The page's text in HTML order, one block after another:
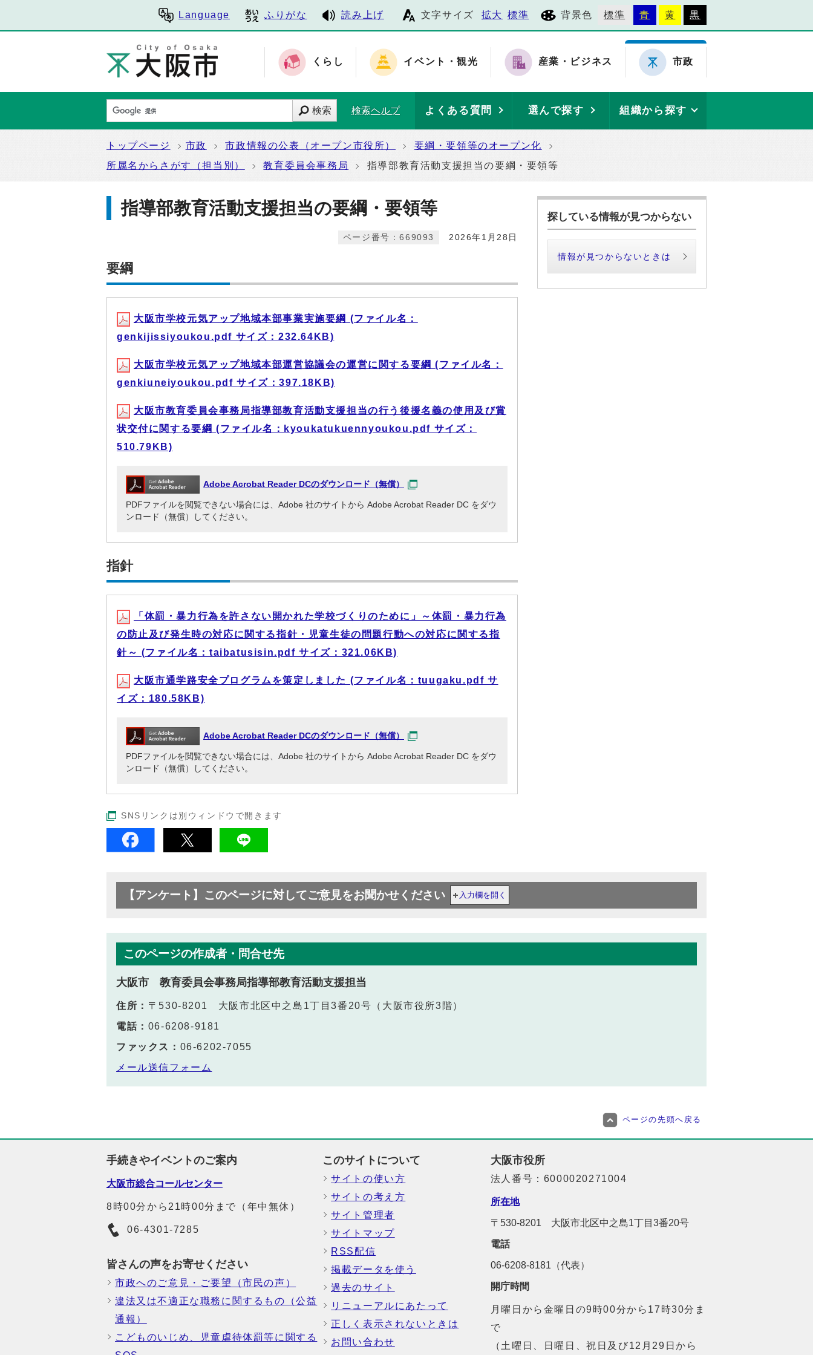
Language ふりがな 読み上げ 文字サイズ 拡大 標準 背景色 標準 青 黄 黒
くらし イベント・観光 産業・ビジネス 市政
検索 検索ヘルプ よくある質問 選んで探す 組織から探す
トップページ 市政 市政情報の公表（オープン市役所）
要綱・要領等のオープン化
所属名からさがす（担当別）
教育委員会事務局 指導部教育活動支援担当の要綱・要領等
指導部教育活動支援担当の要綱・要領等
2026年1月28日
ページ番号：669093
要綱
大阪市学校元気アップ地域本部事業実施要綱 (ファイル名：
genkijissiyoukou.pdf サイズ：232.64KB)
大阪市学校元気アップ地域本部運営協議会の運営に関する要綱 (ファイル名：
genkiuneiyoukou.pdf サイズ：397.18KB)
大阪市教育委員会事務局指導部教育活動支援担当の行う後援名義の使用及び賞
状交付に関する要綱 (ファイル名：kyoukatukuennyoukou.pdf サイズ：
510.79KB)
Adobe Acrobat Reader DCのダウンロード（無償）
PDFファイルを閲覧できない場合には、Adobe 社のサイトから Adobe Acrobat Reader DC をダウ
ンロード（無償）してください。
指針
「体罰・暴力行為を許さない開かれた学校づくりのために」～体罰・暴力行為
の防止及び発生時の対応に関する指針・児童生徒の問題行動への対応に関する指
針～ (ファイル名：taibatusisin.pdf サイズ：321.06KB)
大阪市通学路安全プログラムを策定しました (ファイル名：tuugaku.pdf サ
イズ：180.58KB)
Adobe Acrobat Reader DCのダウンロード（無償）
PDFファイルを閲覧できない場合には、Adobe 社のサイトから Adobe Acrobat Reader DC をダウ
ンロード（無償）してください。
SNSリンクは別ウィンドウで開きます
探している情報が見つからない
情報が見つからないときは
【アンケート】このページに対してご意見をお聞かせください 入力欄を開く
このページの作成者・問合せ先
大阪市 教育委員会事務局指導部教育活動支援担当
住所： 〒530-8201 大阪市北区中之島1丁目3番20号（大阪市役所3階）
電話： 06-6208-9181
ファックス： 06-6202-7055
メール送信フォーム
ページの先頭へ戻る
手続きやイベントのご案内
大阪市総合コールセンター
8時00分から21時00分まで（年中無休）
06-4301-7285
皆さんの声をお寄せください
市政へのご意見・ご要望（市民の声）
違法又は不適正な職務に関するもの（公益
通報）
こどものいじめ、児童虐待体罰等に関する
このサイトについて
サイトの使い方
サイトの考え方
サイト管理者
サイトマップ
RSS配信
掲載データを使う
過去のサイト
リニューアルにあたって
正しく表示されないときは
お問い合わせ
大阪市役所
法人番号：6000020271004
所在地
〒530-8201 大阪市北区中之島1丁目3番20号
電話
06-6208-8181（代表）
開庁時間
月曜日から金曜日の9時00分から17時30分ま
で
（土曜日、日曜日、祝日及び12月29日から